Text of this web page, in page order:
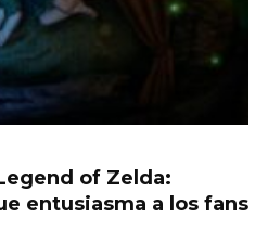
of Zelda:
entusiasma a los fans